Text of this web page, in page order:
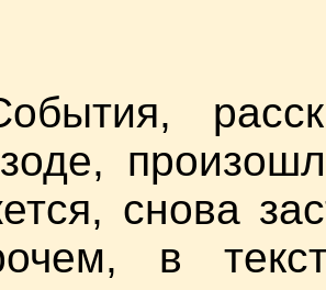
снова
в